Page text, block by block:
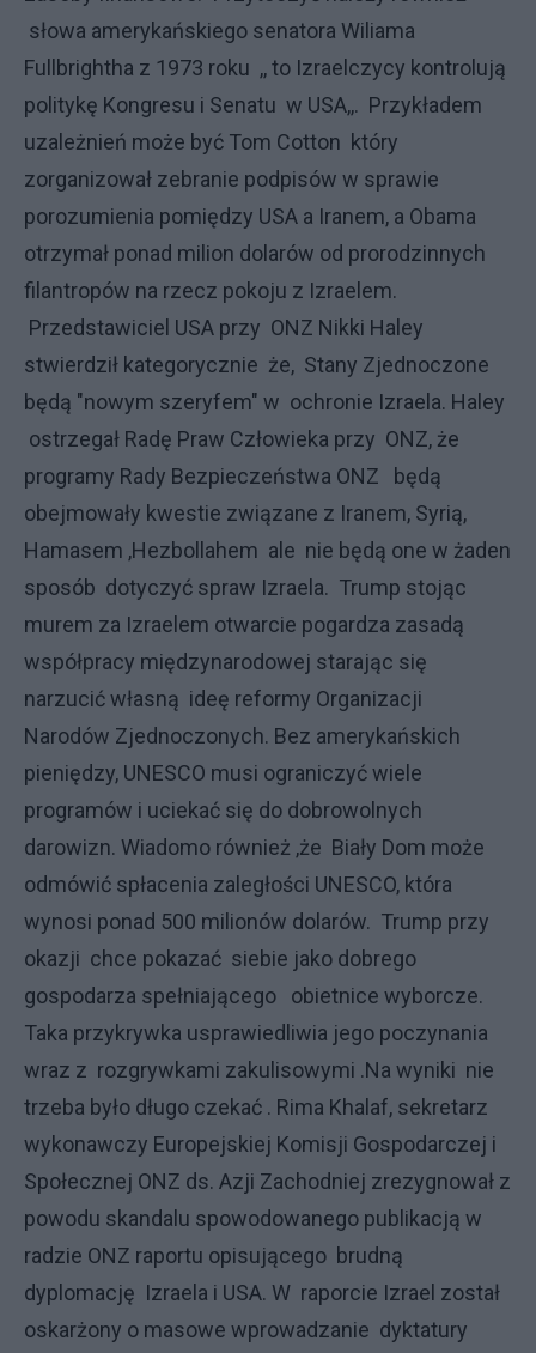
słowa amerykańskiego senatora Wiliama
Fullbrightha z 1973 roku ,, to Izraelczycy kontrolują
politykę Kongresu i Senatu w USA,,. Przykładem
uzależnień może być Tom Cotton który
zorganizował zebranie podpisów w sprawie
porozumienia pomiędzy USA a Iranem, a Obama
otrzymał ponad milion dolarów od prorodzinnych
filantropów na rzecz pokoju z Izraelem.
Przedstawiciel USA przy ONZ Nikki Haley
stwierdził kategorycznie że, Stany Zjednoczone
będą "nowym szeryfem" w ochronie Izraela. Haley
ostrzegał Radę Praw Człowieka przy ONZ, że
programy Rady Bezpieczeństwa ONZ będą
obejmowały kwestie związane z Iranem, Syrią,
Hamasem ,Hezbollahem ale nie będą one w żaden
sposób dotyczyć spraw Izraela. Trump stojąc
murem za Izraelem otwarcie pogardza zasadą
współpracy międzynarodowej starając się
narzucić własną ideę reformy Organizacji
Narodów Zjednoczonych. Bez amerykańskich
pieniędzy, UNESCO musi ograniczyć wiele
programów i uciekać się do dobrowolnych
darowizn. Wiadomo również ,że Biały Dom może
odmówić spłacenia zaległości UNESCO, która
wynosi ponad 500 milionów dolarów. Trump przy
okazji chce pokazać siebie jako dobrego
gospodarza spełniającego obietnice wyborcze.
Taka przykrywka usprawiedliwia jego poczynania
wraz z rozgrywkami zakulisowymi .Na wyniki nie
trzeba było długo czekać . Rima Khalaf, sekretarz
wykonawczy Europejskiej Komisji Gospodarczej i
Społecznej ONZ ds. Azji Zachodniej zrezygnował z
powodu skandalu spowodowanego publikacją w
radzie ONZ raportu opisującego brudną
dyplomację Izraela i USA. W raporcie Izrael został
oskarżony o masowe wprowadzanie dyktatury